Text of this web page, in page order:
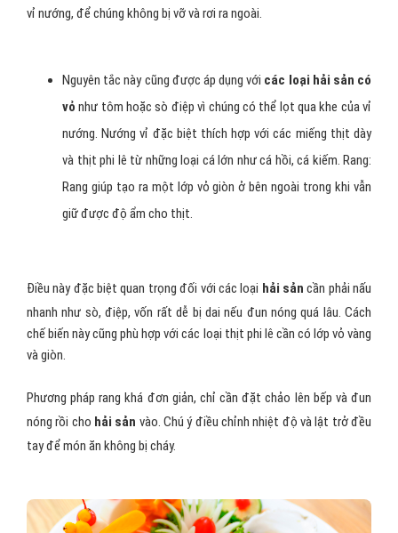
vỉ nướng, để chúng không bị vỡ và rơi ra ngoài.
Nguyên tắc này cũng được áp dụng với các loại hải sản có
vỏ như tôm hoặc sò điệp vì chúng có thể lọt qua khe của vỉ
nướng. Nướng vỉ đặc biệt thích hợp với các miếng thịt dày
và thịt phi lê từ những loại cá lớn như cá hồi, cá kiếm. Rang:
Rang giúp tạo ra một lớp vỏ giòn ở bên ngoài trong khi vẫn
giữ được độ ẩm cho thịt.
Điều này đặc biệt quan trọng đối với các loại hải sản cần phải nấu
nhanh như sò, điệp, vốn rất dễ bị dai nếu đun nóng quá lâu. Cách
chế biến này cũng phù hợp với các loại thịt phi lê cần có lớp vỏ vàng
và giòn.
Phương pháp rang khá đơn giản, chỉ cần đặt chảo lên bếp và đun
nóng rồi cho hải sản vào. Chú ý điều chỉnh nhiệt độ và lật trở đều
tay để món ăn không bị cháy.